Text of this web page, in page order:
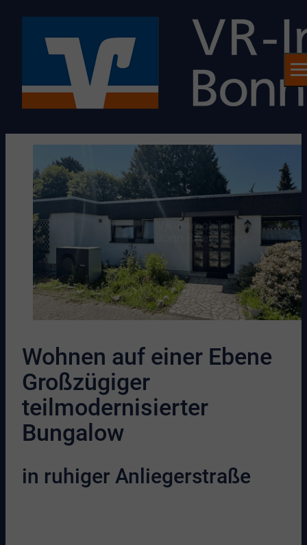
Wohnen auf einer Ebene
Großzügiger
teilmodernisierter
Bungalow
in ruhiger Anliegerstraße